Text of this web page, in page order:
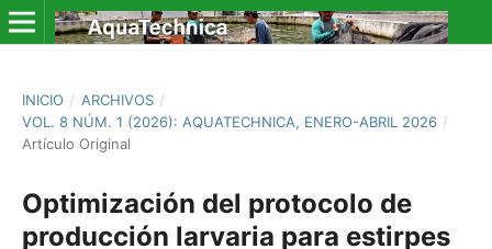
INICIO / ARCHIVOS /
VOL. 8 NÚM. 1 (2026): AQUATECHNICA, ENERO-ABRIL 2026 /
Artículo Original
Optimización del protocolo de
producción larvaria para estirpes